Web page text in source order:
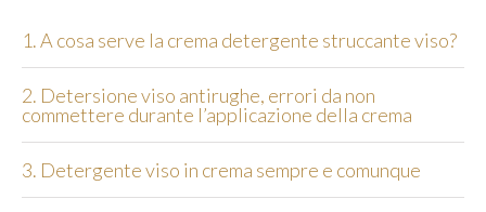
1. A cosa serve la crema detergente struccante viso?
2. Detersione viso antirughe, errori da non
commettere durante l’applicazione della crema
3. Detergente viso in crema sempre e comunque